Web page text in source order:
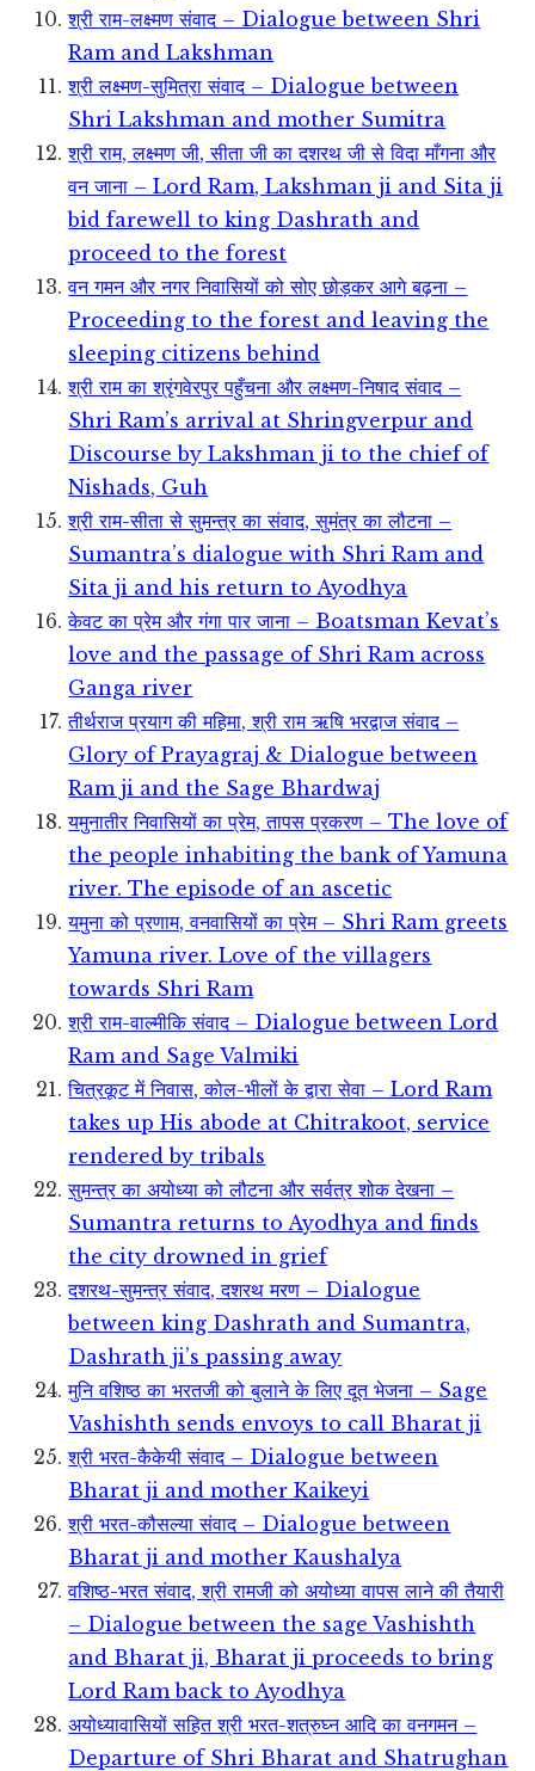
श्री राम-लक्ष्मण संवाद – Dialogue between Shri
Ram and Lakshman
श्री लक्ष्मण-सुमित्रा संवाद – Dialogue between
Shri Lakshman and mother Sumitra
श्री राम, लक्ष्मण जी, सीता जी का दशरथ जी से विदा माँगना और
वन जाना – Lord Ram, Lakshman ji and Sita ji
bid farewell to king Dashrath and
proceed to the forest
वन गमन और नगर निवासियों को सोए छोड़कर आगे बढ़ना –
Proceeding to the forest and leaving the
sleeping citizens behind
श्री राम का श्रृंगवेरपुर पहुँचना और लक्ष्मण-निषाद संवाद –
Shri Ram’s arrival at Shringverpur and
Discourse by Lakshman ji to the chief of
Nishads, Guh
श्री राम-सीता से सुमन्त्र का संवाद, सुमंत्र का लौटना –
Sumantra’s dialogue with Shri Ram and
Sita ji and his return to Ayodhya
केवट का प्रेम और गंगा पार जाना – Boatsman Kevat’s
love and the passage of Shri Ram across
Ganga river
तीर्थराज प्रयाग की महिमा, श्री राम ऋषि भरद्वाज संवाद –
Glory of Prayagraj & Dialogue between
Ram ji and the Sage Bhardwaj
यमुनातीर निवासियों का प्रेम, तापस प्रकरण – The love of
the people inhabiting the bank of Yamuna
river. The episode of an ascetic
यमुना को प्रणाम, वनवासियों का प्रेम – Shri Ram greets
Yamuna river. Love of the villagers
towards Shri Ram
श्री राम-वाल्मीकि संवाद – Dialogue between Lord
Ram and Sage Valmiki
चित्रकूट में निवास, कोल-भीलों के द्वारा सेवा – Lord Ram
takes up His abode at Chitrakoot, service
rendered by tribals
सुमन्त्र का अयोध्या को लौटना और सर्वत्र शोक देखना –
Sumantra returns to Ayodhya and finds
the city drowned in grief
दशरथ-सुमन्त्र संवाद, दशरथ मरण – Dialogue
between king Dashrath and Sumantra,
Dashrath ji’s passing away
मुनि वशिष्ठ का भरतजी को बुलाने के लिए दूत भेजना – Sage
Vashishth sends envoys to call Bharat ji
श्री भरत-कैकेयी संवाद – Dialogue between
Bharat ji and mother Kaikeyi
श्री भरत-कौसल्या संवाद – Dialogue between
Bharat ji and mother Kaushalya
वशिष्ठ-भरत संवाद, श्री रामजी को अयोध्या वापस लाने की तैयारी
– Dialogue between the sage Vashishth
and Bharat ji, Bharat ji proceeds to bring
Lord Ram back to Ayodhya
अयोध्यावासियों सहित श्री भरत-शत्रुघ्न आदि का वनगमन –
Departure of Shri Bharat and Shatrughan